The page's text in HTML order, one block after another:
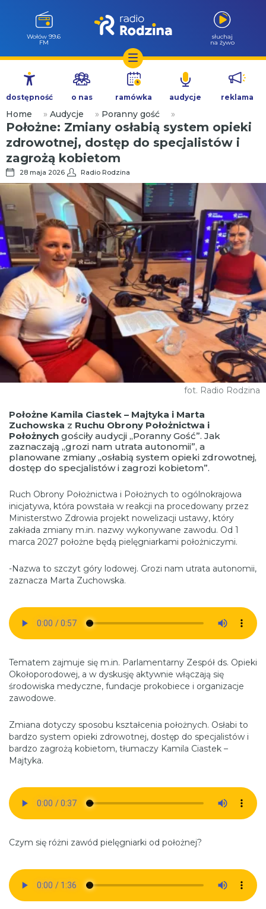
Przejdź
treści
Milicz 88.5
FM
słuchaj
na żywo
dostępność o nas ramówka audycje reklama
Home » Audycje » Poranny gość »
Położne: Zmiany osłabią system opieki
zdrowotnej, dostęp do specjalistów i
zagrożą kobietom
28 maja 2026 Radio Rodzina
fot. Radio Rodzina
Położne Kamila Ciastek – Majtyka i Marta
Zuchowska z Ruchu Obrony Położnictwa i
Położnych gościły audycji „Poranny Gość”. Jak
zaznaczają „grozi nam utrata autonomii”, a
planowane zmiany „osłabią system opieki zdrowotnej,
dostęp do specjalistów i zagrozi kobietom”.
Ruch Obrony Położnictwa i Położnych to ogólnokrajowa
inicjatywa, która powstała w reakcji na procedowany przez
Ministerstwo Zdrowia projekt nowelizacji ustawy, który
zakłada zmiany m.in. nazwy wykonywane zawodu. Od 1
marca 2027 położne będą pielęgniarkami położniczymi.
-Nazwa to szczyt góry lodowej. Grozi nam utrata autonomii,
zaznacza Marta Zuchowska.
Tematem zajmuje się m.in. Parlamentarny Zespół ds. Opieki
Okołoporodowej, a w dyskusję aktywnie włączają się
środowiska medyczne, fundacje prokobiece i organizacje
zawodowe.
Zmiana dotyczy sposobu kształcenia położnych. Osłabi to
bardzo system opieki zdrowotnej, dostęp do specjalistów i
bardzo zagrożą kobietom, tłumaczy Kamila Ciastek –
Majtyka.
Czym się różni zawód pielęgniarki od położnej?